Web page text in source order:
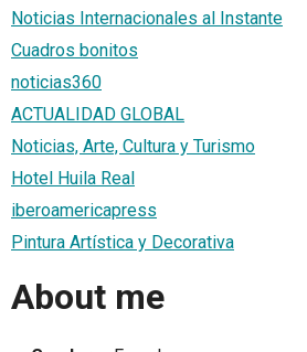
Noticias Internacionales al Instante
Cuadros bonitos
noticias360
ACTUALIDAD GLOBAL
Noticias, Arte, Cultura y Turismo
Hotel Huila Real
iberoamericapress
Pintura Artística y Decorativa
About me